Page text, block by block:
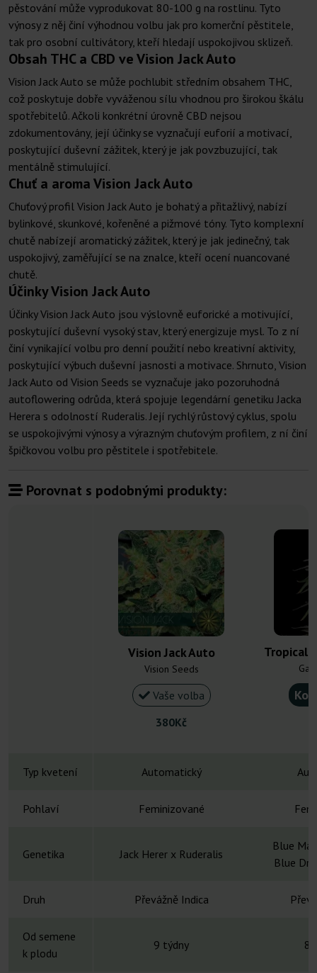
pěstování může vyprodukovat 80-100 g na rostlinu. Tyto
výnosy z něj činí výhodnou volbu jak pro komerční pěstitele,
tak pro osobní cultivátory, kteří hledají uspokojivou sklizeň.
Obsah THC a CBD ve Vision Jack Auto
Vision Jack Auto se může pochlubit středním obsahem THC,
což poskytuje dobře vyváženou sílu vhodnou pro širokou škálu
spotřebitelů. Ačkoli konkrétní úrovně CBD nejsou
zdokumentovány, její účinky se vyznačují euforií a motivací,
poskytující duševní zážitek, který je jak povzbuzující, tak
mentálně stimulující.
Chuť a aroma Vision Jack Auto
Chuťový profil Vision Jack Auto je bohatý a přitažlivý, nabízí
bylinkové, skunkové, kořeněné a pižmové tóny. Tyto komplexní
chutě nabízejí aromatický zážitek, který je jak jedinečný, tak
uspokojivý, zaměřující se na znalce, kteří ocení nuancované
chutě.
Účinky Vision Jack Auto
Účinky Vision Jack Auto jsou výslovně euforické a motivující,
poskytující duševní vysoký stav, který energizuje mysl. To z ní
činí vynikající volbu pro denní použití nebo kreativní aktivity,
poskytující výbuch duševní jasnosti a motivace. Shrnuto, Vision
Jack Auto od Vision Seeds se vyznačuje jako pozoruhodná
autoflowering odrůda, která spojuje legendární genetiku Jacka
Herera s odolností Ruderalis. Její rychlý růstový cyklus, spolu
se uspokojivými výnosy a výrazným chuťovým profilem, z ní činí
špičkovou volbu pro pěstitele i spotřebitele.
Porovnat s podobnými produkty:
Vision Jack Auto
Vision Seeds
Vaše volba
380Kč
Tropical
Typ kvetení Automatický
Pohlaví Feminizované
Genetika Jack Herer x Ruderalis
Blue
Blue
Druh Převážně Indica
Od semene
k plodu
9 týdny